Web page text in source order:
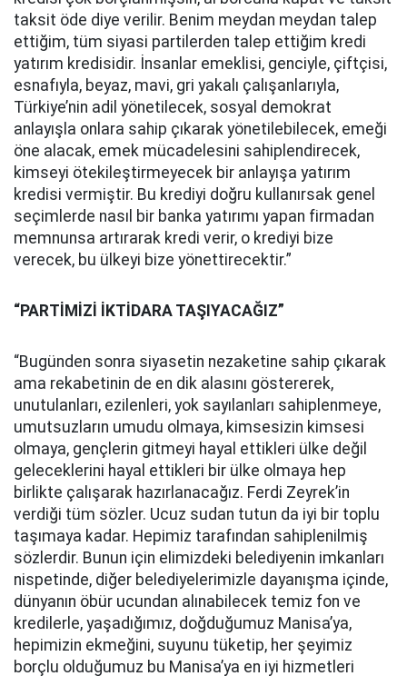
taksit öde diye verilir. Benim meydan meydan talep
ettiğim, tüm siyasi partilerden talep ettiğim kredi
yatırım kredisidir. İnsanlar emeklisi, genciyle, çiftçisi,
esnafıyla, beyaz, mavi, gri yakalı çalışanlarıyla,
Türkiye’nin adil yönetilecek, sosyal demokrat
anlayışla onlara sahip çıkarak yönetilebilecek, emeği
öne alacak, emek mücadelesini sahiplendirecek,
kimseyi ötekileştirmeyecek bir anlayışa yatırım
kredisi vermiştir. Bu krediyi doğru kullanırsak genel
seçimlerde nasıl bir banka yatırımı yapan firmadan
memnunsa artırarak kredi verir, o krediyi bize
verecek, bu ülkeyi bize yönettirecektir.”
“PARTİMİZİ İKTİDARA TAŞIYACAĞIZ”
“Bugünden sonra siyasetin nezaketine sahip çıkarak
ama rekabetinin de en dik alasını göstererek,
unutulanları, ezilenleri, yok sayılanları sahiplenmeye,
umutsuzların umudu olmaya, kimsesizin kimsesi
olmaya, gençlerin gitmeyi hayal ettikleri ülke değil
geleceklerini hayal ettikleri bir ülke olmaya hep
birlikte çalışarak hazırlanacağız. Ferdi Zeyrek’in
verdiği tüm sözler. Ucuz sudan tutun da iyi bir toplu
taşımaya kadar. Hepimiz tarafından sahiplenilmiş
sözlerdir. Bunun için elimizdeki belediyenin imkanları
nispetinde, diğer belediyelerimizle dayanışma içinde,
dünyanın öbür ucundan alınabilecek temiz fon ve
kredilerle, yaşadığımız, doğduğumuz Manisa’ya,
hepimizin ekmeğini, suyunu tüketip, her şeyimiz
borçlu olduğumuz bu Manisa’ya en iyi hizmetleri